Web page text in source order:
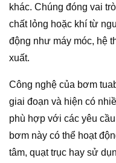
khác. Chúng đóng vai
chất lỏng hoặc khí từ
động như máy móc, hệ
xuất.
Công nghệ của bơm
giai đoạn và hiện có
phù hợp với các yêu
bơm này có thể hoạt
tâm, quạt trục hay sử